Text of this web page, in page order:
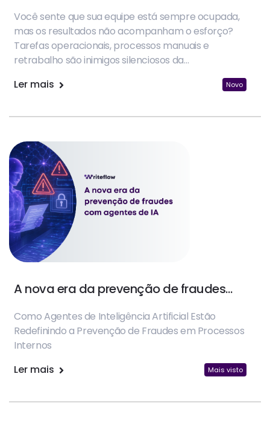
Você sente que sua equipe está sempre ocupada,
mas os resultados não acompanham o esforço?
Tarefas operacionais, processos manuais e
retrabalho são inimigos silenciosos da
Ler mais Novo
A nova era da prevenção de fraudes
Como Agentes de Inteligência Artificial Estão
Redefinindo a Prevenção de Fraudes em Processos
Internos
Ler mais
Mais visto